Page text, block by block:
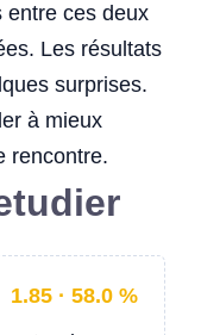
entre ces deux
Les résultats
surprises.
à mieux
rencontre.
1.85 · 58.0 %